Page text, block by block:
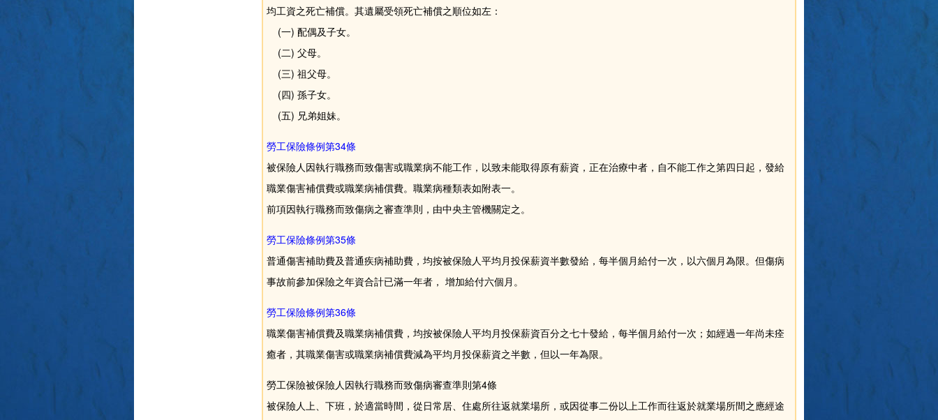
均工資之死亡補償。其遺屬受領死亡補償之順位如左：
(一) 配偶及子女。
(二) 父母。
(三) 祖父母。
(四) 孫子女。
(五) 兄弟姐妹。
勞工保險條例第34條
被保險人因執行職務而致傷害或職業病不能工作，以致未能取得原有薪資，正在治療中者，自不能工作之第四日起，發給
職業傷害補償費或職業病補償費。職業病種類表如附表一。
前項因執行職務而致傷病之審查準則，由中央主管機關定之。
勞工保險條例第35條
普通傷害補助費及普通疾病補助費，均按被保險人平均月投保薪資半數發給，每半個月給付一次，以六個月為限。但傷病
事故前參加保險之年資合計已滿一年者， 增加給付六個月。
勞工保險條例第36條
職業傷害補償費及職業病補償費，均按被保險人平均月投保薪資百分之七十發給，每半個月給付一次；如經過一年尚未痊
癒者，其職業傷害或職業病補償費減為平均月投保薪資之半數，但以一年為限。
勞工保險被保險人因執行職務而致傷病審查準則第4條
被保險人上、下班，於適當時間，從日常居、住處所往返就業場所，或因從事二份以上工作而往返於就業場所間之應經途